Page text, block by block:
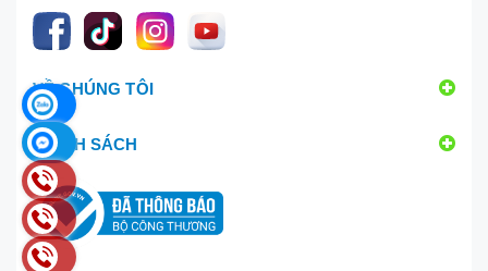
VỀ CHÚNG TÔI
CHÍNH SÁCH